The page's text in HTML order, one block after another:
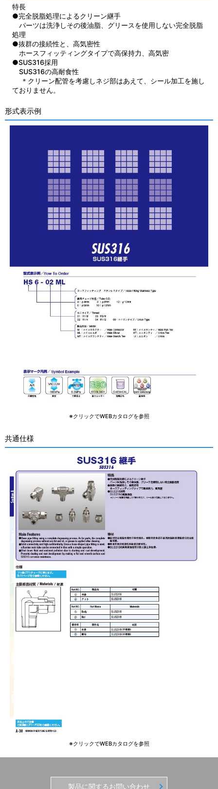
特長
●完全脱脂処理によるクリーン継手
パーツは洗浄しその後油脂、グリースを使用しない完全脱脂
処理
●抜群の接続性と、高気密性
ホースフィッティングタイプで高保持力、高気密
●SUS316採用
SUS316の高耐食性
＊クリーン配管を考慮しネジ部はあえて、シール加工を施し
ておりません。
形式表示例
※クリックでWEBカタログを参照
共通仕様
※クリックでWEBカタログを参照
製品に関するお問い合わせ